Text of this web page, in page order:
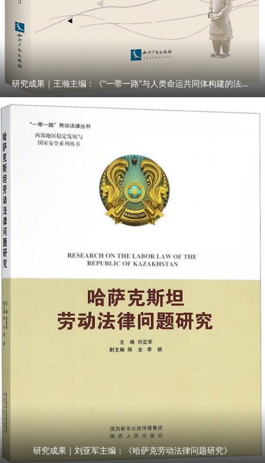
研究成果｜王瀚主编：《“一带一路”与人类命运共同体构建的法律与实践》
研究成果｜刘亚军主编：《哈萨克劳动法律问题研究》